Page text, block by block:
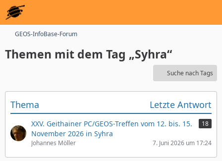
GEOS-InfoBase-Forum
Themen mit dem Tag „Syhra“
Suche nach Tags
Thema Letzte Antwort
XXV. Geithainer PC/GEOS-Treffen vom 12. bis. 15.
November 2026 in Syhra
18
Johannes Möller 7. Juni 2026 um 17:24